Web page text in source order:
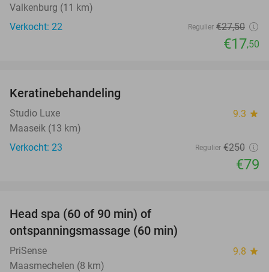
Valkenburg (11 km)
Verkocht: 22
Regulier €27,50
€17,50
Keratinebehandeling
Studio Luxe 9.3 star
Maaseik (13 km)
Verkocht: 23
Regulier €250
€79
Head spa (60 of 90 min) of
ontspanningsmassage (60 min)
PriSense 9.8 star
Maasmechelen (8 km)